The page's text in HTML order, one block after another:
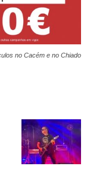
no Cacém e no Chiado